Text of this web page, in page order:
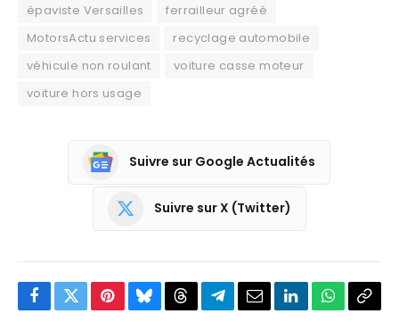
épaviste Versailles
ferrailleur agréé
MotorsActu services
recyclage automobile
véhicule non roulant
voiture casse moteur
voiture hors usage
Suivre sur Google Actualités
Suivre sur X (Twitter)
Facebook
TwitterPinterestBlueskyThreadsPartagerEmailLinkedInWhatsApp